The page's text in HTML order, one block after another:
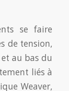
se faire
de tension,
au bas du
liés à
Weaver,